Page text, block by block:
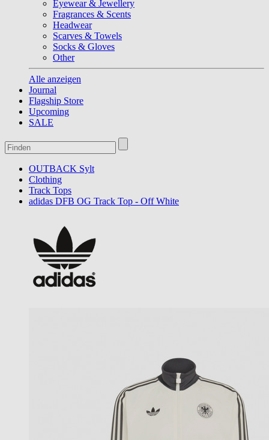
Eyewear & Jewellery
Fragrances & Scents
Headwear
Scarves & Towels
Socks & Gloves
Other
Alle anzeigen
Journal
Flagship Store
Upcoming
SALE
OUTBACK Sylt
Clothing
Track Tops
adidas DFB OG Track Top - Off White